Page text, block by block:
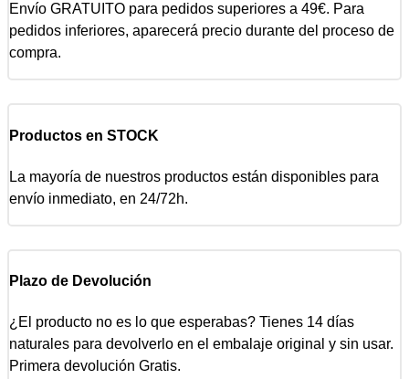
Envío GRATUITO para pedidos superiores a 49€. Para
pedidos inferiores, aparecerá precio durante del proceso de
compra.
Productos en STOCK
La mayoría de nuestros productos están disponibles para
envío inmediato, en 24/72h.
Plazo de Devolución
¿El producto no es lo que esperabas? Tienes 14 días
naturales para devolverlo en el embalaje original y sin usar.
Primera devolución Gratis.